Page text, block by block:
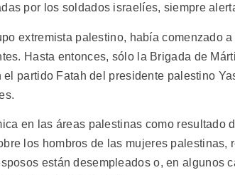
por los soldados israelíes, siempre
extremista palestino, había comenzado
Hasta entonces, sólo la Brigada de
partido Fatah del presidente palestino
en las áreas palestinas como resultado
los hombros de las mujeres palestinas,
están desempleados o, en algunos